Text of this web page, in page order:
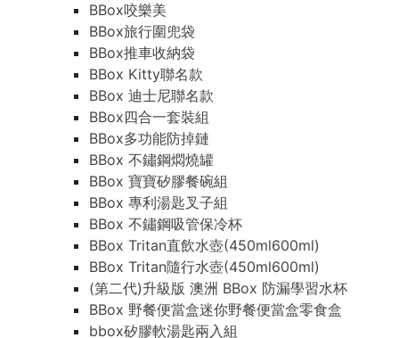
BBox咬樂美
BBox旅行圍兜袋
BBox推車收納袋
BBox Kitty聯名款
BBox 迪士尼聯名款
BBox四合一套裝組
BBox多功能防掉鏈
BBox 不鏽鋼燜燒罐
BBox 寶寶矽膠餐碗組
BBox 專利湯匙叉子組
BBox 不鏽鋼吸管保冷杯
BBox Tritan直飲水壺(450ml600ml)
BBox Tritan隨行水壺(450ml600ml)
(第二代)升級版 澳洲 BBox 防漏學習水杯
BBox 野餐便當盒迷你野餐便當盒零食盒
bbox矽膠軟湯匙兩入組